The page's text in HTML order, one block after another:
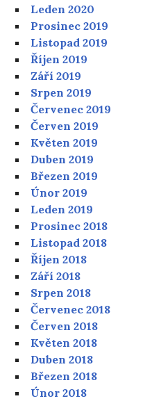
Leden 2020
Prosinec 2019
Listopad 2019
Říjen 2019
Září 2019
Srpen 2019
Červenec 2019
Červen 2019
Květen 2019
Duben 2019
Březen 2019
Únor 2019
Leden 2019
Prosinec 2018
Listopad 2018
Říjen 2018
Září 2018
Srpen 2018
Červenec 2018
Červen 2018
Květen 2018
Duben 2018
Březen 2018
Únor 2018